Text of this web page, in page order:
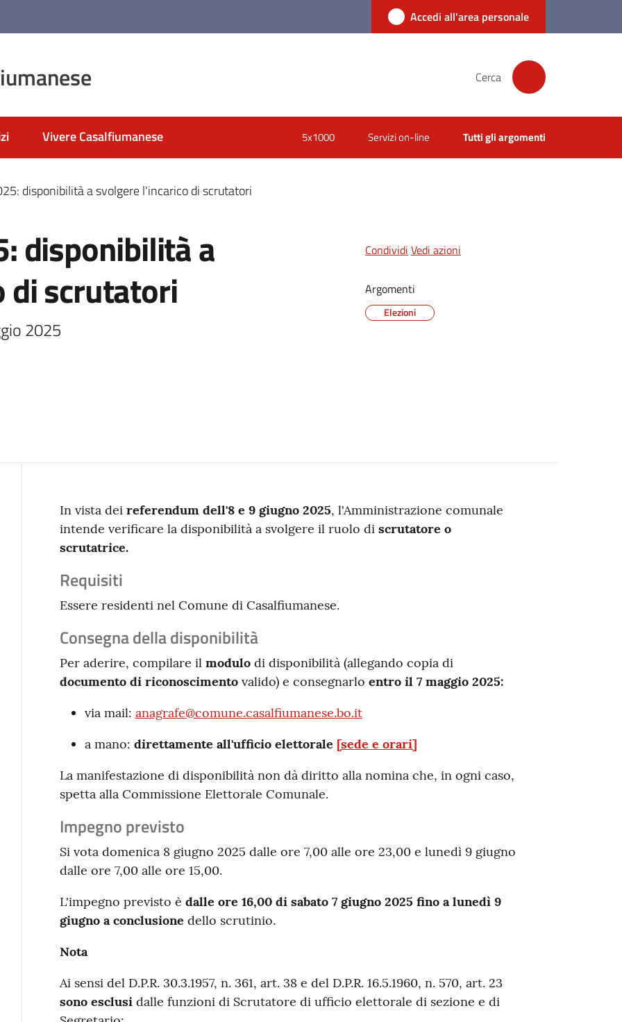
Accedi all'area personale
Cerca
Vivere Casalfiumanese 5x1000 Servizi on-line Tutti gli argomenti
disponibilità a svolgere l'incarico di scrutatori
disponibilità a
di scrutatori
2025
Condividi Vedi azioni
Argomenti
Elezioni
Contenuto
In vista dei referendum dell'8 e 9 giugno 2025, l'Amministrazione comunale
intende verificare la disponibilità a svolgere il ruolo di scrutatore o
scrutatrice.
Requisiti
Essere residenti nel Comune di Casalfiumanese.
Consegna della disponibilità
Per aderire, compilare il modulodi disponibilità (allegando copia di
documento di riconoscimentovalido) e consegnarlo entro il 7 maggio 2025:
via mail: anagrafe@comune.casalfiumanese.bo.it
a mano: direttamente all'ufficio elettorale [sede e orari]
La manifestazione di disponibilità non dà diritto alla nomina che, in ogni caso,
spetta alla Commissione Elettorale Comunale.
Impegno previsto
Si vota domenica 8 giugno 2025 dalle ore 7,00 alle ore 23,00 e lunedì 9 giugno
dalle ore 7,00 alle ore 15,00.
L'impegno previsto è dalle ore 16,00 di sabato 7 giugno 2025 fino a lunedì 9
giugno a conclusione dello scrutinio.
Nota
Ai sensi del D.P.R. 30.3.1957, n. 361, art. 38 e del D.P.R. 16.5.1960, n. 570, art. 23
sono esclusi dalle funzioni di Scrutatore di ufficio elettorale di sezione e di